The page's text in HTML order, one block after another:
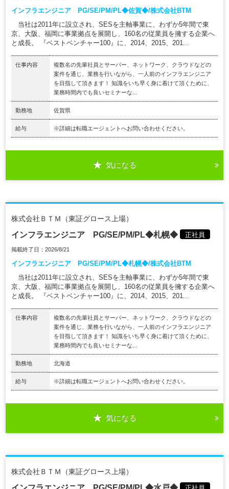
インフラエンジニア PG/SE/PM/PL◆佐賀◆/株式会社BTM
当社は2011年に設立され、SESを主軸事業に、わずか5年間で東
京、大阪、福岡に事業拠点を展開し、160名の従業員を擁する企業へ
と成長。 『ベストベンチャー100』に、2014、2015、201...
仕事内容
複数名の先輩社員とサーバー、ネットワーク、クラウドなどの
案件を通じ、業務を行いながら、一人前のインフラエンジニア
を目指して頂きます！ 知識をいち早く身に着けて頂くために、
業務時間内でも良いセミナーな...
勤務地 佐賀県
給与 ※詳細は転職エージェントへお問い合わせください。
気になる
株式会社ＢＴＭ（東証グロース上場）
インフラエンジニア PG/SE/PM/PL◆札幌◆ 正社員
掲載終了日：2026/8/21
インフラエンジニア PG/SE/PM/PL◆札幌◆/株式会社BTM
当社は2011年に設立され、SESを主軸事業に、わずか5年間で東
京、大阪、福岡に事業拠点を展開し、160名の従業員を擁する企業へ
と成長。 『ベストベンチャー100』に、2014、2015、201...
仕事内容
複数名の先輩社員とサーバー、ネットワーク、クラウドなどの
案件を通じ、業務を行いながら、一人前のインフラエンジニア
を目指して頂きます！ 知識をいち早く身に着けて頂くために、
業務時間内でも良いセミナーな...
勤務地 北海道
給与 ※詳細は転職エージェントへお問い合わせください。
気になる
株式会社ＢＴＭ（東証グロース上場）